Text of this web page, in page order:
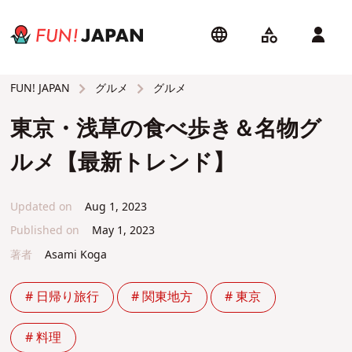
FUN! JAPAN グルメ グルメ
東京・浅草の食べ歩き＆名物グ
ルメ【最新トレンド】
Updated on
Aug 1, 2023
Published on
May 1, 2023
著者
Asami Koga
# 日帰り旅行 # 関東地方 # 東京
# 料理